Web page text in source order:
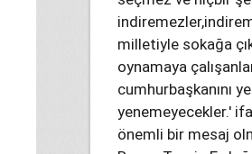
milletiyle sokağa
oynamaya
cumhurbaşkanını
yenemeyecekler.'
önemli bir mesaj